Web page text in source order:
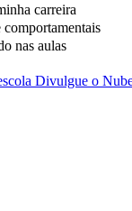
carreira
nas aulas
Divulgue o